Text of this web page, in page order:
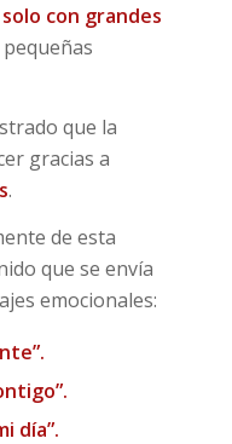
con grandes
que la
gracias a
.
de esta
que se envía
emocionales:
día”.